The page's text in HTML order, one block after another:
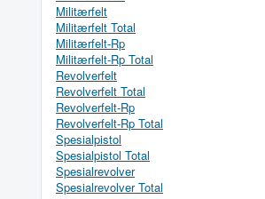
Militærfelt
Militærfelt Total
Militærfelt-Rp
Militærfelt-Rp Total
Revolverfelt
Revolverfelt Total
Revolverfelt-Rp
Revolverfelt-Rp Total
Spesialpistol
Spesialpistol Total
Spesialrevolver
Spesialrevolver Total